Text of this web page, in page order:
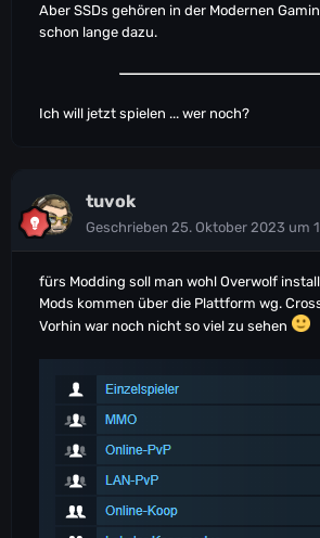
Aber SSDs gehören in der Modernen
schon lange dazu.
Ich will jetzt spielen ... wer noch?
tuvok
Geschrieben 25. Oktober 2023 um
fürs Modding soll man wohl Overwolf
Mods kommen über die Plattform wg.
Vorhin war noch nicht so viel zu sehen